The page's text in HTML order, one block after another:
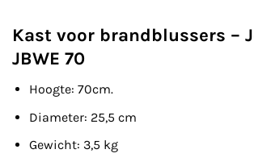
Kast voor brandblussers –
JBWE 70
Hoogte: 70cm.
Diameter: 25,5 cm
Gewicht: 3,5 kg